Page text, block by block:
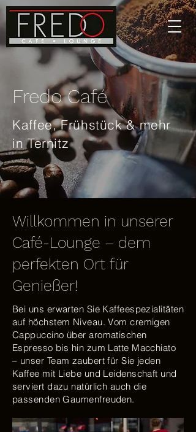
Fredo Café
Kaffee, Frühstück & mehr
in Ternitz
Willkommen in unserer
Café-Lounge – dem
perfekten Ort für
Genießer!
Bei uns erwarten Sie Kaffeespezialitäten
auf höchstem Niveau. Vom cremigen
Cappuccino über aromatischen
Espresso bis hin zum Latte Macchiato
– unser Team zaubert für Sie jeden
Kaffee mit Liebe und Leidenschaft und
serviert dazu natürlich auch die
passenden Gaumenfreuden.